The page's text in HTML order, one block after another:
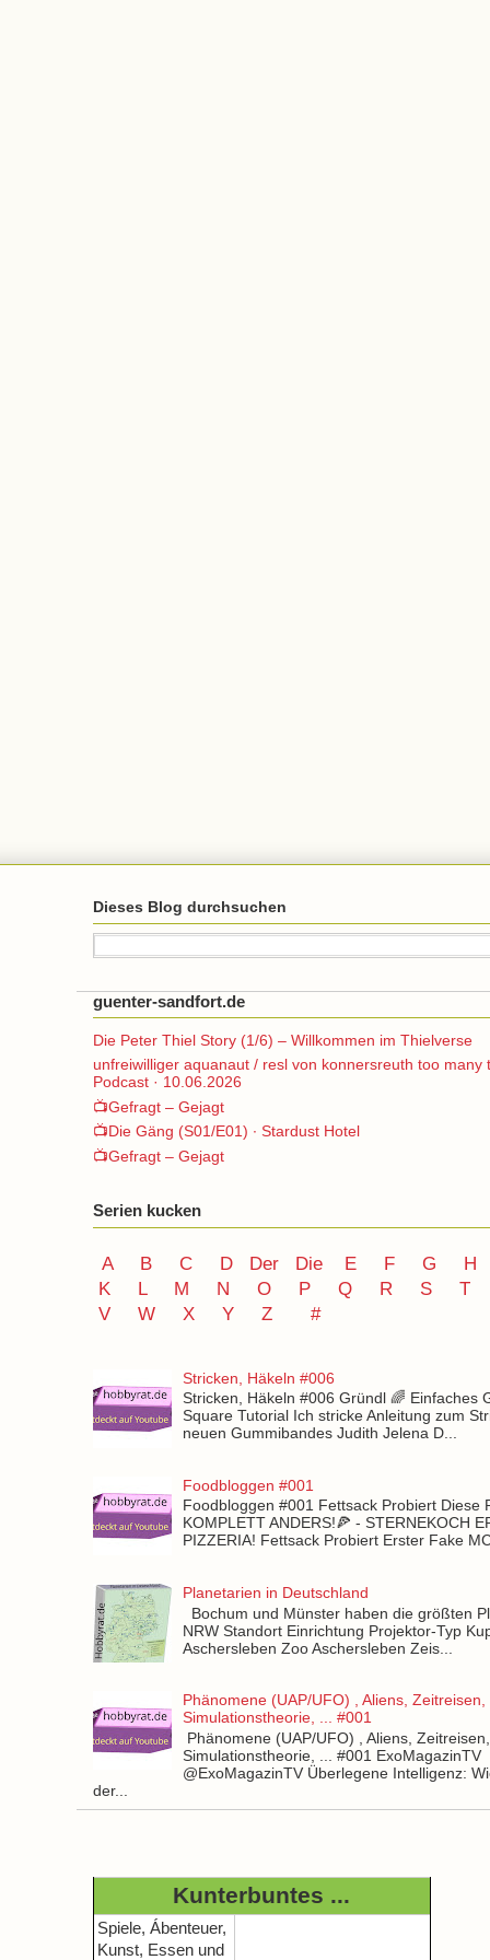
Dieses Blog durchsuchen
guenter-sandfort.de
Die Peter Thiel Story (1/6) – Willkommen im Thielverse
unfreiwilliger aquanaut / resl von konnersreuth too many
Podcast · 10.06.2026
📺Gefragt – Gejagt
📺Die Gäng (S01/E01) ∙ Stardust Hotel
📺Gefragt – Gejagt
Serien kucken
A B C D Der Die E F G
H
K
L M N O P Q R S
T
V
W X Y Z #
Stricken, Häkeln #006
Stricken, Häkeln #006 Gründl 🌈 Einfaches
Square Tutorial Ich stricke Anleitung zum
neuen Gummibandes Judith Jelena D...
Foodbloggen #001
Foodbloggen #001 Fettsack Probiert Diese
KOMPLETT ANDERS!🍕 - STERNEKOCH
PIZZERIA! Fettsack Probiert Erster Fake
Planetarien in Deutschland
Bochum und Münster haben die größten
NRW Standort Einrichtung Projektor-Typ
Aschersleben Zoo Aschersleben Zeis...
Phänomene (UAP/UFO) , Aliens, Zeitreisen,
Simulationstheorie, ... #001
Phänomene (UAP/UFO) , Aliens, Zeitreisen,
Simulationstheorie, ... #001 ExoMagazinTV
@ExoMagazinTV Überlegene Intelligenz:
der...
Kunterbuntes ...
Spiele, Ábenteuer,
Kunst, Essen und